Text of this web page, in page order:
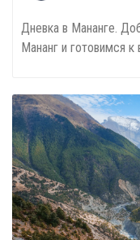
Дневка в Мананге.
Мананг и готовимся